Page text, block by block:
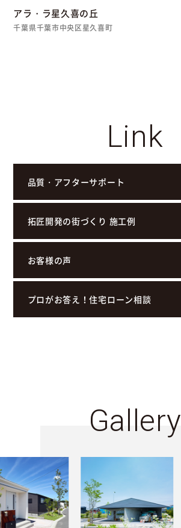
アラ・ラ星久喜の丘
千葉県千葉市中央区星久喜町
Link
品質・アフターサポート
拓匠開発の街づくり 施工例
お客様の声
プロがお答え！住宅ローン相談
Gallery